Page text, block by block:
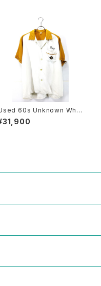
60s Unknown Whit
2Tone Rayon
Stitch Bowling Shir